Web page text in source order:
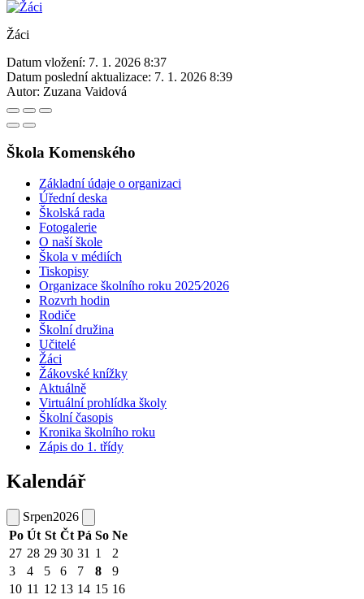
Žáci
Datum vložení: 7. 1. 2026 8:37
Datum poslední aktualizace: 7. 1. 2026 8:39
Autor: Zuzana Vaidová
Škola Komenského
Základní údaje o organizaci
Úřední deska
Školská rada
Fotogalerie
O naší škole
Škola v médiích
Tiskopisy
Organizace školního roku 2025⁄2026
Rozvrh hodin
Rodiče
Školní družina
Učitelé
Žáci
Žákovské knížky
Aktuálně
Virtuální prohlídka školy
Školní časopis
Kronika školního roku
Zápis do 1. třídy
Kalendář
Srpen2026
Po Út St Čt Pá So Ne
27 28 29 30 31 1
2
3
4 5 6 7 8
9
10 11 12 13 14 15 16